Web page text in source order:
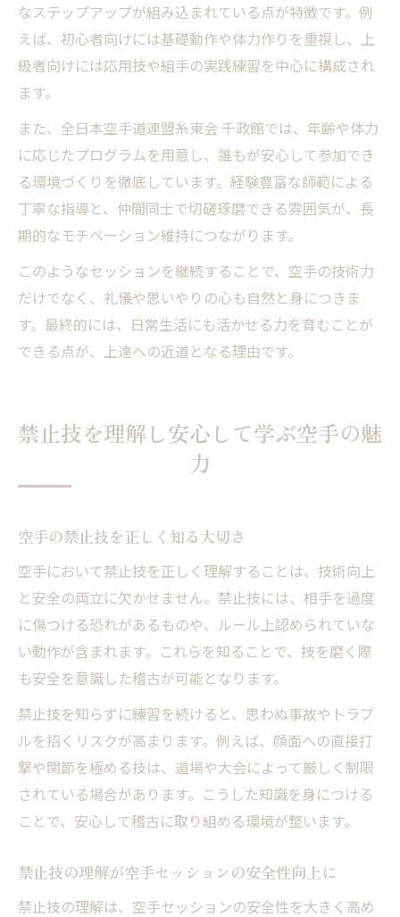
なステップアップが組み込まれている点が特徴です。例
えば、初心者向けには基礎動作や体力作りを重視し、上
級者向けには応用技や組手の実践練習を中心に構成され
ます。
また、全日本空手道連盟糸東会 千政館では、年齢や体力
に応じたプログラムを用意し、誰もが安心して参加でき
る環境づくりを徹底しています。経験豊富な師範による
丁寧な指導と、仲間同士で切磋琢磨できる雰囲気が、長
期的なモチベーション維持につながります。
このようなセッションを継続することで、空手の技術力
だけでなく、礼儀や思いやりの心も自然と身につきま
す。最終的には、日常生活にも活かせる力を育むことが
できる点が、上達への近道となる理由です。
禁止技を理解し安心して学ぶ空手の魅
力
空手の禁止技を正しく知る大切さ
空手において禁止技を正しく理解することは、技術向上
と安全の両立に欠かせません。禁止技には、相手を過度
に傷つける恐れがあるものや、ルール上認められていな
い動作が含まれます。これらを知ることで、技を磨く際
も安全を意識した稽古が可能となります。
禁止技を知らずに練習を続けると、思わぬ事故やトラブ
ルを招くリスクが高まります。例えば、顔面への直接打
撃や関節を極める技は、道場や大会によって厳しく制限
されている場合があります。こうした知識を身につける
ことで、安心して稽古に取り組める環境が整います。
禁止技の理解が空手セッションの安全性向上に
禁止技の理解は、空手セッションの安全性を大きく高め